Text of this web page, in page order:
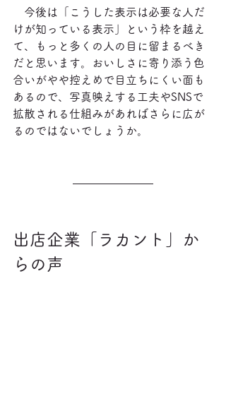
今後は「こうした表示は必要な人だ
けが知っている表示」という枠を越え
て、もっと多くの人の目に留まるべき
だと思います。おいしさに寄り添う色
合いがやや控えめで目立ちにくい面も
あるので、写真映えする工夫やSNSで
拡散される仕組みがあればさらに広が
るのではないでしょうか。
出店企業「ラカント」か
らの声